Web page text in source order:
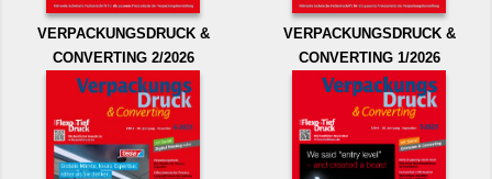
VERPACKUNGSDRUCK &
CONVERTING 2/2026
VERPACKUNGSDRUCK &
CONVERTING 1/2026